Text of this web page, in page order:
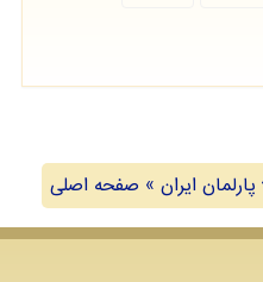
پارلمان ایران » صفحه اصلی